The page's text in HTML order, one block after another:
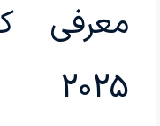
معرفی
2025